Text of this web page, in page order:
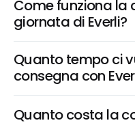
Come funziona la
giornata di Everli?
Quanto tempo ci
consegna con
Quanto costa la